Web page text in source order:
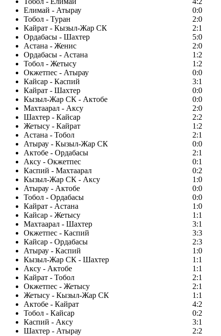
Елимай - Атырау
0:0
Тобол - Туран
2:0
Кайрат - Кызыл-Жар СК
2:1
Ордабасы - Шахтер
5:0
Астана - Женис
2:0
Ордабасы - Астана
1:2
Тобол - Жетысу
1:2
Окжетпес - Атырау
0:0
Кайсар - Каспий
3:1
Кайрат - Шахтер
0:0
Кызыл-Жар СК - Актобе
0:0
Махтаарал - Аксу
2:0
Шахтер - Кайсар
2:2
Жетысу - Кайрат
1:2
Астана - Тобол
2:1
Атырау - Кызыл-Жар СК
0:0
Актобе - Ордабасы
2:1
Аксу - Окжетпес
0:1
Каспий - Махтаарал
0:2
Кызыл-Жар СК - Аксу
1:0
Атырау - Актобе
0:0
Тобол - Ордабасы
0:0
Кайрат - Астана
1:0
Кайсар - Жетысу
1:1
Махтаарал - Шахтер
3:1
Окжетпес - Каспий
3:3
Кайсар - Ордабасы
2:3
Атырау - Каспий
1:0
Кызыл-Жар СК - Шахтер
1:1
Аксу - Актобе
1:1
Кайрат - Тобол
2:1
Окжетпес - Жетысу
2:1
Жетысу - Кызыл-Жар СК
1:1
Актобе - Кайрат
4:2
Тобол - Кайсар
0:2
Каспий - Аксу
3:1
Шахтер - Атырау
2:2